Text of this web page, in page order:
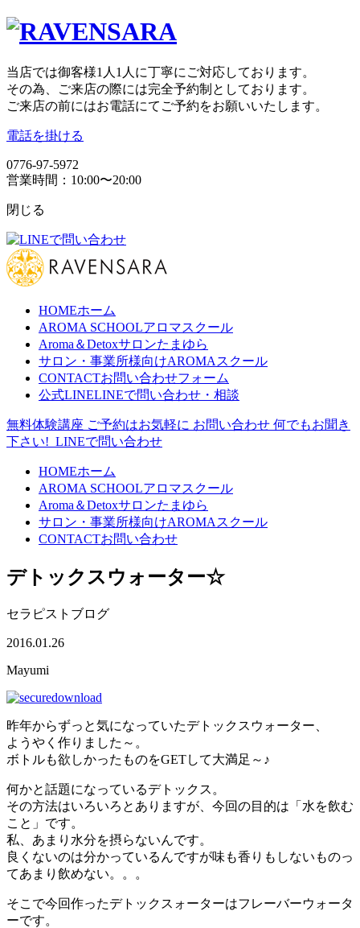
当店では御客様1人1人に丁寧にご対応しております。
その為、ご来店の際には完全予約制としております。
ご来店の前にはお電話にてご予約をお願いいたします。
電話を掛ける
0776-97-5972
営業時間：10:00〜20:00
閉じる
HOMEホーム
AROMA SCHOOLアロマスクール
Aroma＆Detoxサロンたまゆら
サロン・事業所様向けAROMAスクール
CONTACTお問い合わせフォーム
公式LINELINEで問い合わせ・相談
無料体験講座 ご予約はお気軽に お問い合わせ 何でもお聞き
下さい! LINEで問い合わせ
HOMEホーム
AROMA SCHOOLアロマスクール
Aroma＆Detoxサロンたまゆら
サロン・事業所様向けAROMAスクール
CONTACTお問い合わせ
デトックスウォーター☆
セラピストブログ
2016.01.26
Mayumi
昨年からずっと気になっていたデトックスウォーター、
ようやく作りました～。
ボトルも欲しかったものをGETして大満足～♪
何かと話題になっているデトックス。
その方法はいろいろとありますが、今回の目的は「水を飲む
こと」です。
私、あまり水分を摂らないんです。
良くないのは分かっているんですが味も香りもしないものっ
てあまり飲めない。。。
そこで今回作ったデトックスォーターはフレーバーウォータ
ーです。